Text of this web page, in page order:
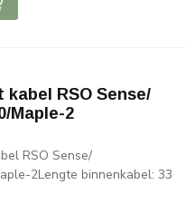
kabel RSO Sense/
Maple-2
RSO Sense/
2Lengte binnenkabel: 33